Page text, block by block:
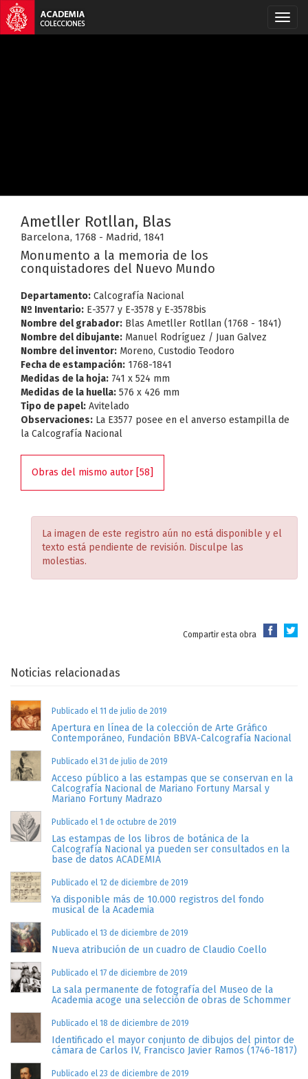
Ametller Rotllan, Blas
Barcelona, 1768 - Madrid, 1841
Monumento a la memoria de los
conquistadores del Nuevo Mundo
Departamento: Calcografía Nacional
Nº Inventario: E-3577 y E-3578 y E-3578bis
Nombre del grabador: Blas Ametller Rotllan (1768 - 1841)
Nombre del dibujante: Manuel Rodríguez / Juan Galvez
Nombre del inventor: Moreno, Custodio Teodoro
Fecha de estampación: 1768-1841
Medidas de la hoja: 741 x 524 mm
Medidas de la huella: 576 x 426 mm
Tipo de papel: Avitelado
Observaciones: La E3577 posee en el anverso estampilla de
la Calcografía Nacional
Obras del mismo autor [58]
La imagen de este registro aún no está disponible y el
texto está pendiente de revisión. Disculpe las
molestias.
Compartir esta obra
Noticias relacionadas
Publicado el 11 de julio de 2019
Apertura en línea de la colección de Arte Gráfico
Contemporáneo, Fundación BBVA-Calcografía Nacional
Publicado el 31 de julio de 2019
Acceso público a las estampas que se conservan en la
Calcografía Nacional de Mariano Fortuny Marsal y
Mariano Fortuny Madrazo
Publicado el 1 de octubre de 2019
Las estampas de los libros de botánica de la
Calcografía Nacional ya pueden ser consultados en la
base de datos ACADEMIA
Publicado el 12 de diciembre de 2019
Ya disponible más de 10.000 registros del fondo
musical de la Academia
Publicado el 13 de diciembre de 2019
Nueva atribución de un cuadro de Claudio Coello
Publicado el 17 de diciembre de 2019
La sala permanente de fotografía del Museo de la
Academia acoge una selección de obras de Schommer
Publicado el 18 de diciembre de 2019
Identificado el mayor conjunto de dibujos del pintor de
cámara de Carlos IV, Francisco Javier Ramos (1746-1817)
Publicado el 23 de diciembre de 2019